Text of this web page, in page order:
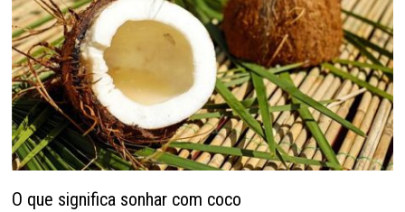
O que significa sonhar com coco